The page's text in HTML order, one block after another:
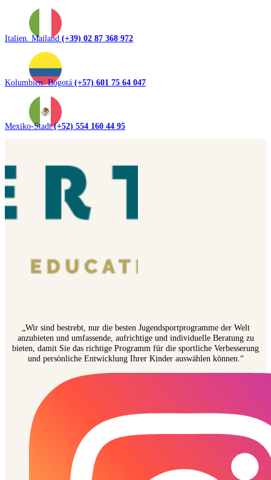
Italien. Mailand (+39) 02 87 368 972
Kolumbien. Bogotá (+57) 601 75 64 047
Mexiko-Stadt(+52) 554 160 44 95
„Wir sind bestrebt, nur die besten Jugendsportprogramme der Welt
anzubieten und umfassende, aufrichtige und individuelle Beratung zu
bieten, damit Sie das richtige Programm für die sportliche Verbesserung
und persönliche Entwicklung Ihrer Kinder auswählen können.“